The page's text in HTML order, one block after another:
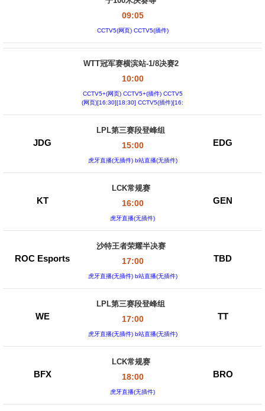
09:05
CCTV5(网页) CCTV5(插件)
WTT冠军赛横滨站-1/8决赛2
10:00
CCTV5+(网页) CCTV5+(插件) CCTV5
(网页)[16:30][18:30] CCTV5(插件)[16:
JDG
LPL第三赛段登峰组
15:00
虎牙直播(无插件) b站直播(无插件)
EDG
KT
LCK常规赛
16:00
虎牙直播(无插件)
GEN
ROC Esports
沙特王者荣耀半决赛
17:00
虎牙直播(无插件) b站直播(无插件)
TBD
WE
LPL第三赛段登峰组
17:00
虎牙直播(无插件) b站直播(无插件)
TT
BFX
LCK常规赛
18:00
虎牙直播(无插件)
BRO